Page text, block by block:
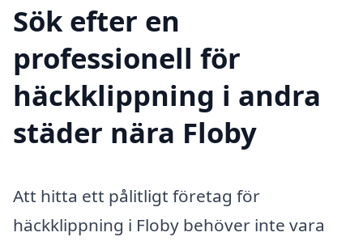
Sök efter en
professionell för
häckklippning i andra
städer nära Floby
Att hitta ett pålitligt företag för
häckklippning i Floby behöver inte vara